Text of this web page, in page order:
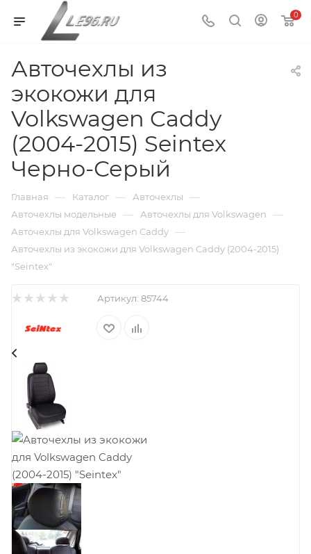
0
Авточехлы из
экокожи для
Volkswagen Caddy
(2004-2015) Seintex
Черно-Серый
Главная — Каталог — Авточехлы —
Авточехлы модельные — Авточехлы для Volkswagen —
Авточехлы для Volkswagen Caddy —
Авточехлы из экокожи для Volkswagen Caddy (2004-2015)
"Seintex"
Артикул: 85744